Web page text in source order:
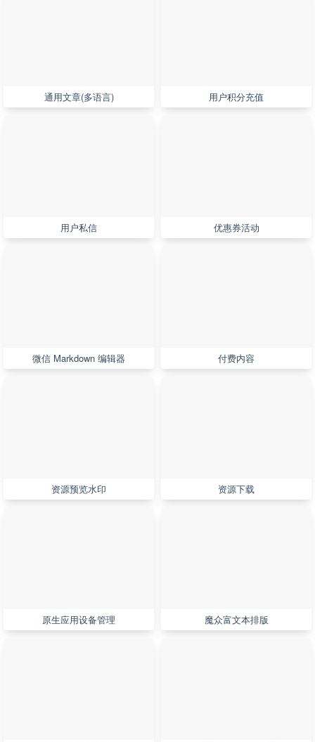
通用文章(多语言) 用户积分充值
用户私信 优惠券活动
微信 Markdown 编辑器 付费内容
资源预览水印 资源下载
原生应用设备管理 魔众富文本排版